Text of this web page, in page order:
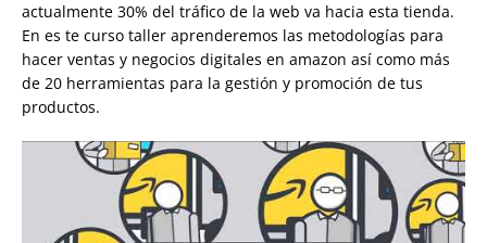
actualmente 30% del tráfico de la web va hacia esta tienda.
En es te curso taller aprenderemos las metodologías para
hacer ventas y negocios digitales en amazon así como más
de 20 herramientas para la gestión y promoción de tus
productos.